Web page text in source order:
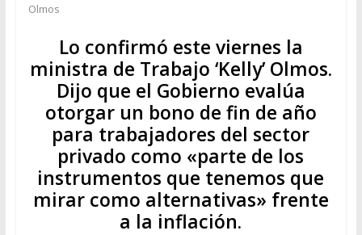
Olmos
Lo confirmó este viernes la
ministra de Trabajo ‘Kelly’ Olmos.
Dijo que el Gobierno evalúa
otorgar un bono de fin de año
para trabajadores del sector
privado como «parte de los
instrumentos que tenemos que
mirar como alternativas» frente
a la inflación.